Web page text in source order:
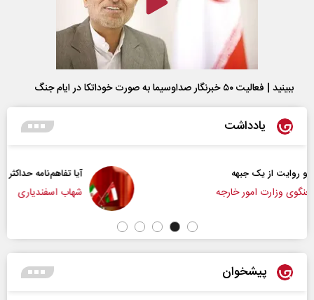
ببینید | فعالیت ۵۰ خبرنگار صداوسیما به صورت خوداتکا در ایام جنگ
یادداشت
آیا تفاهم‌نامه حداکثر دستاورد راهبردی ایران بود؟
شهاب اسفندیاری
پیشخوان